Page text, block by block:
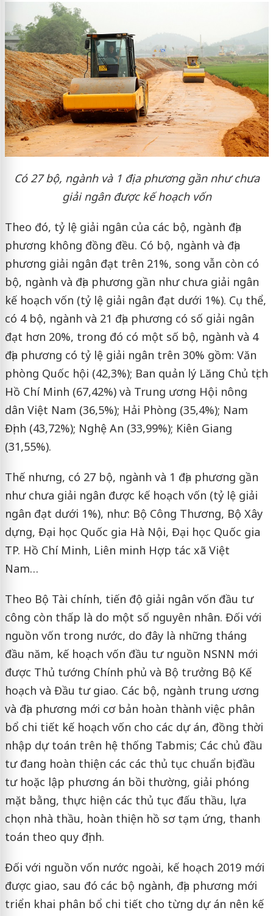
Có 27 bộ, ngành và 1 địa phương gần như chưa
giải ngân được kế hoạch vốn
Theo đó, tỷ lệ giải ngân của các bộ, ngành địa
phương không đồng đều. Có bộ, ngành và địa
phương giải ngân đạt trên 21%, song vẫn còn có
bộ, ngành và địa phương gần như chưa giải ngân
kế hoạch vốn (tỷ lệ giải ngân đạt dưới 1%). Cụ thể,
có 4 bộ, ngành và 21 địa phương có số giải ngân
đạt hơn 20%, trong đó có một số bộ, ngành và 4
địa phương có tỷ lệ giải ngân trên 30% gồm: Văn
phòng Quốc hội (42,3%); Ban quản lý Lăng Chủ tịch
Hồ Chí Minh (67,42%) và Trung ương Hội nông
dân Việt Nam (36,5%); Hải Phòng (35,4%); Nam
Định (43,72%); Nghệ An (33,99%); Kiên Giang
(31,55%).
Thế nhưng, có 27 bộ, ngành và 1 địa phương gần
như chưa giải ngân được kế hoạch vốn (tỷ lệ giải
ngân đạt dưới 1%), như: Bộ Công Thương, Bộ Xây
dựng, Đại học Quốc gia Hà Nội, Đại học Quốc gia
TP. Hồ Chí Minh, Liên minh Hợp tác xã Việt
Nam…
Theo Bộ Tài chính, tiến độ giải ngân vốn đầu tư
công còn thấp là do một số nguyên nhân. Đối với
nguồn vốn trong nước, do đây là những tháng
đầu năm, kế hoạch vốn đầu tư nguồn NSNN mới
được Thủ tướng Chính phủ và Bộ trưởng Bộ Kế
hoạch và Đầu tư giao. Các bộ, ngành trung ương
và địa phương mới cơ bản hoàn thành việc phân
bổ chi tiết kế hoạch vốn cho các dự án, đồng thời
nhập dự toán trên hệ thống Tabmis; Các chủ đầu
tư đang hoàn thiện các các thủ tục chuẩn bị đầu
tư hoặc lập phương án bồi thường, giải phóng
mặt bằng, thực hiện các thủ tục đấu thầu, lựa
chọn nhà thầu, hoàn thiện hồ sơ tạm ứng, thanh
toán theo quy định.
Đối với nguồn vốn nước ngoài, kế hoạch 2019 mới
được giao, sau đó các bộ ngành, địa phương mới
triển khai phân bổ chi tiết cho từng dự án nên kế